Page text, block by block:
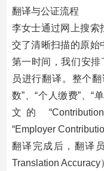
翻译与公证流程
李女士通过网上搜索
交了清晰扫描的原始
第一时间，我们安排
员进行翻译。整个
数”、“个人缴费”、“
文的 “Contribution
“Employer
翻译完成后，翻译
Translation